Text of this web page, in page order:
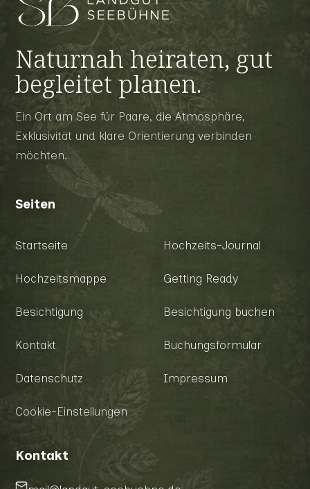
Naturnah heiraten, gut
begleitet planen.
Ein Ort am See für Paare, die Atmosphäre,
Exklusivität und klare Orientierung verbinden
möchten.
Seiten
Startseite Hochzeits-Journal
Hochzeitsmappe Getting Ready
Besichtigung Besichtigung buchen
Kontakt Buchungsformular
Datenschutz Impressum
Cookie-Einstellungen
Kontakt